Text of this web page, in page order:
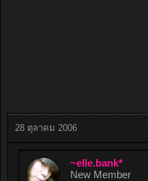
28 ตุลาคม 2006
~elle.bank*
New Member